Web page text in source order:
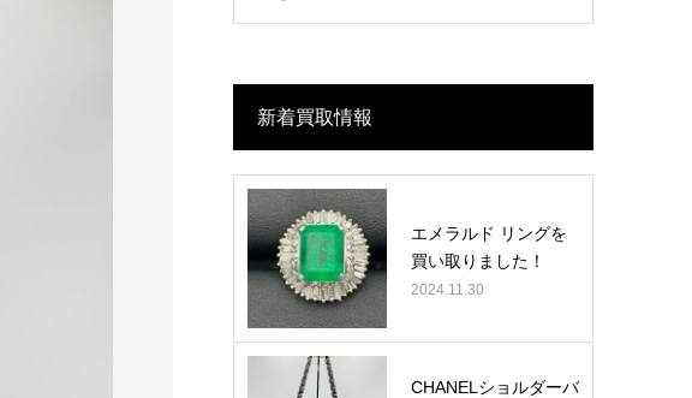
新着買取情報
エメラルド リングを
買い取りました！
2024.11.30
CHANELショルダーバ